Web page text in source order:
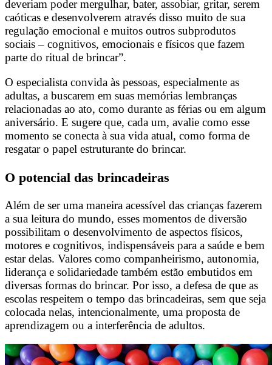
deveriam poder mergulhar, bater, assobiar, gritar, serem
caóticas e desenvolverem através disso muito de sua
regulação emocional e muitos outros subprodutos
sociais – cognitivos, emocionais e físicos que fazem
parte do ritual de brincar”.
O especialista convida às pessoas, especialmente as
adultas, a buscarem em suas memórias lembranças
relacionadas ao ato, como durante as férias ou em algum
aniversário. E sugere que, cada um, avalie como esse
momento se conecta à sua vida atual, como forma de
resgatar o papel estruturante do brincar.
O potencial das brincadeiras
Além de ser uma maneira acessível das crianças fazerem
a sua leitura do mundo, esses momentos de diversão
possibilitam o desenvolvimento de aspectos físicos,
motores e cognitivos, indispensáveis para a saúde e bem
estar delas. Valores como companheirismo, autonomia,
liderança e solidariedade também estão embutidos em
diversas formas do brincar. Por isso, a defesa de que as
escolas respeitem o tempo das brincadeiras, sem que seja
colocada nelas, intencionalmente, uma proposta de
aprendizagem ou a interferência de adultos.